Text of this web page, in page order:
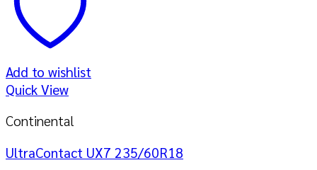
Add to wishlist
Quick View
Continental
UltraContact UX7 235/60R18